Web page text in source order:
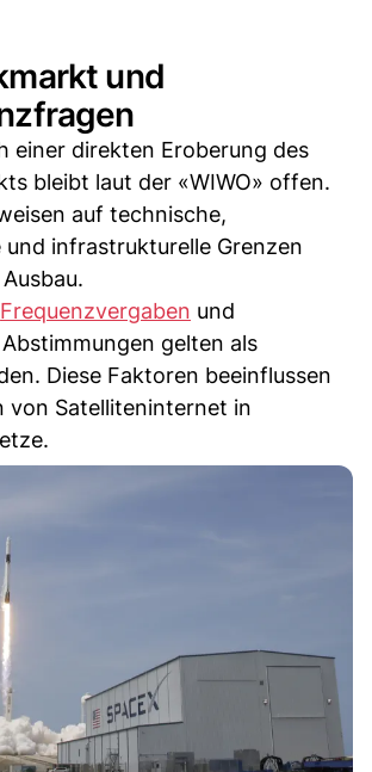
und
einer direkten Eroberung des
bleibt laut der «WIWO» offen.
auf technische,
und infrastrukturelle Grenzen
Frequenzvergaben und
gelten als
Diese Faktoren beeinflussen
von Satelliteninternet in